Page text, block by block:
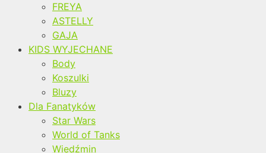
FREYA
ASTELLY
GAJA
KIDS WYJECHANE
Body
Koszulki
Bluzy
Dla Fanatyków
Star Wars
World of Tanks
Wiedźmin